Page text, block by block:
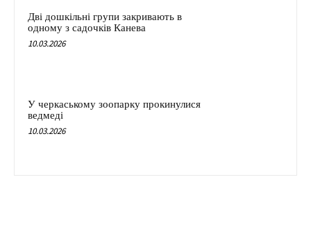
Дві дошкільні групи закривають в
одному з садочків Канева
10.03.2026
У черкаському зоопарку прокинулися
ведмеді
10.03.2026